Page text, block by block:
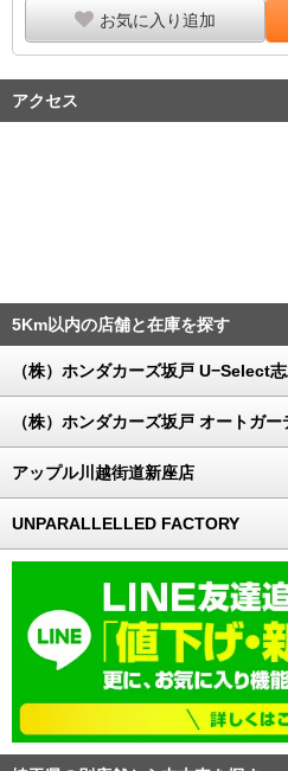
お気に入り追加
アクセス
5Km以内の店舗と在庫を探す
（株）ホンダカーズ坂戸 U−Select
（株）ホンダカーズ坂戸 オートガ
アップル川越街道新座店
UNPARALLELLED FACTORY